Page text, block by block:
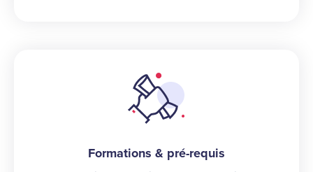
Formations & pré-requis